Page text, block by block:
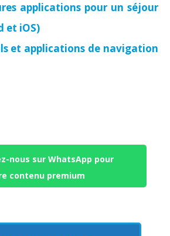
applications pour un séjour
et iOS)
et applications de navigation
nous sur WhatsApp pour
contenu premium